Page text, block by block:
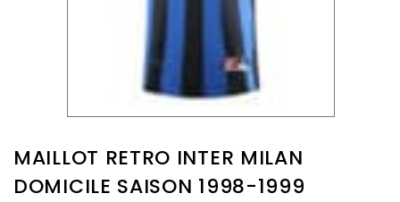
MAILLOT RETRO INTER MILAN
DOMICILE SAISON 1998-1999